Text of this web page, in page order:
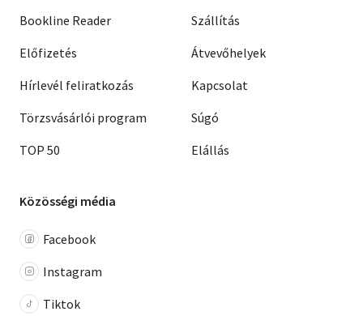
Bookline Reader
Előfizetés
Hírlevél feliratkozás
Törzsvásárlói program
TOP 50
Szállítás
Átvevőhelyek
Kapcsolat
Súgó
Elállás
Közösségi média
Facebook
Instagram
Tiktok